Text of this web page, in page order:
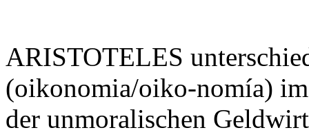
ARISTOTELES
(oikonomia/oiko-nomía)
der unmoralischen